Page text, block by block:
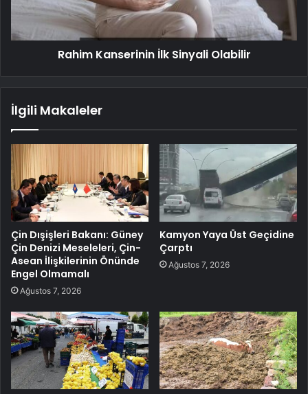
Rahim Kanserinin İlk Sinyali Olabilir
İlgili Makaleler
Çin Dışişleri Bakanı: Güney
Çin Denizi Meseleleri, Çin-
Asean İlişkilerinin Önünde
Engel Olmamalı
Ağustos 7, 2026
Kamyon Yaya Üst Geçidine
Çarptı
Ağustos 7, 2026